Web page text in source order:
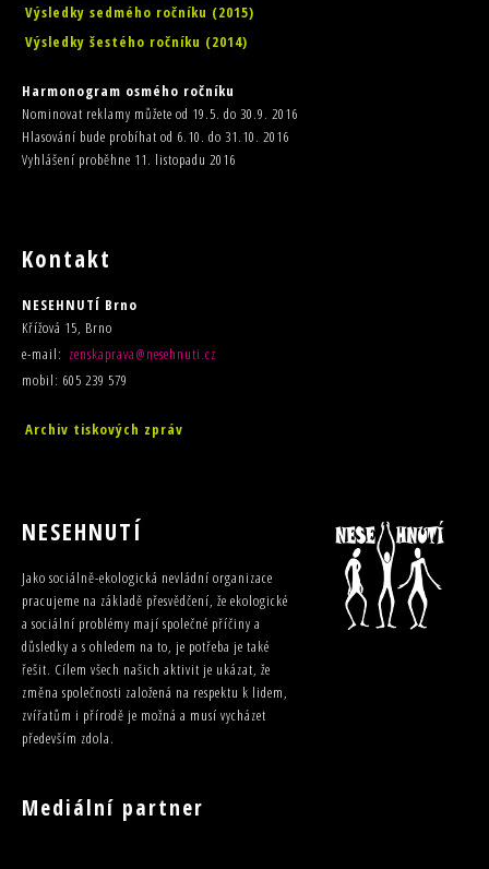
Výsledky sedmého ročníku (2015)
Výsledky šestého ročníku (2014)
Harmonogram osmého ročníku
Nominovat reklamy můžete od 19.5. do 30.9. 2016
Hlasování bude probíhat od 6.10. do 31.10. 2016
Vyhlášení proběhne 11. listopadu 2016
Kontakt
NESEHNUTÍ Brno
Křížová 15, Brno
e-mail: zenskaprava@nesehnuti.cz
mobil: 605 239 579
Archiv tiskových zpráv
NESEHNUTÍ
Jako sociálně-ekologická nevládní organizace
pracujeme na základě přesvědčení, že ekologické
a sociální problémy mají společné příčiny a
důsledky a s ohledem na to, je potřeba je také
řešit. Cílem všech našich aktivit je ukázat, že
změna společnosti založená na respektu k lidem,
zvířatům i přírodě je možná a musí vycházet
především zdola.
Mediální partner